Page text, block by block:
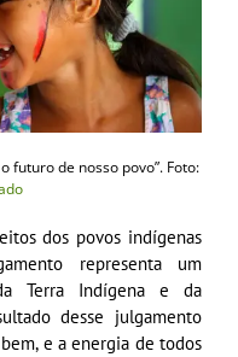
futuro de nosso povo”. Foto:
dos povos indígenas
representa um
Terra Indígena e da
desse julgamento
e a energia de todos